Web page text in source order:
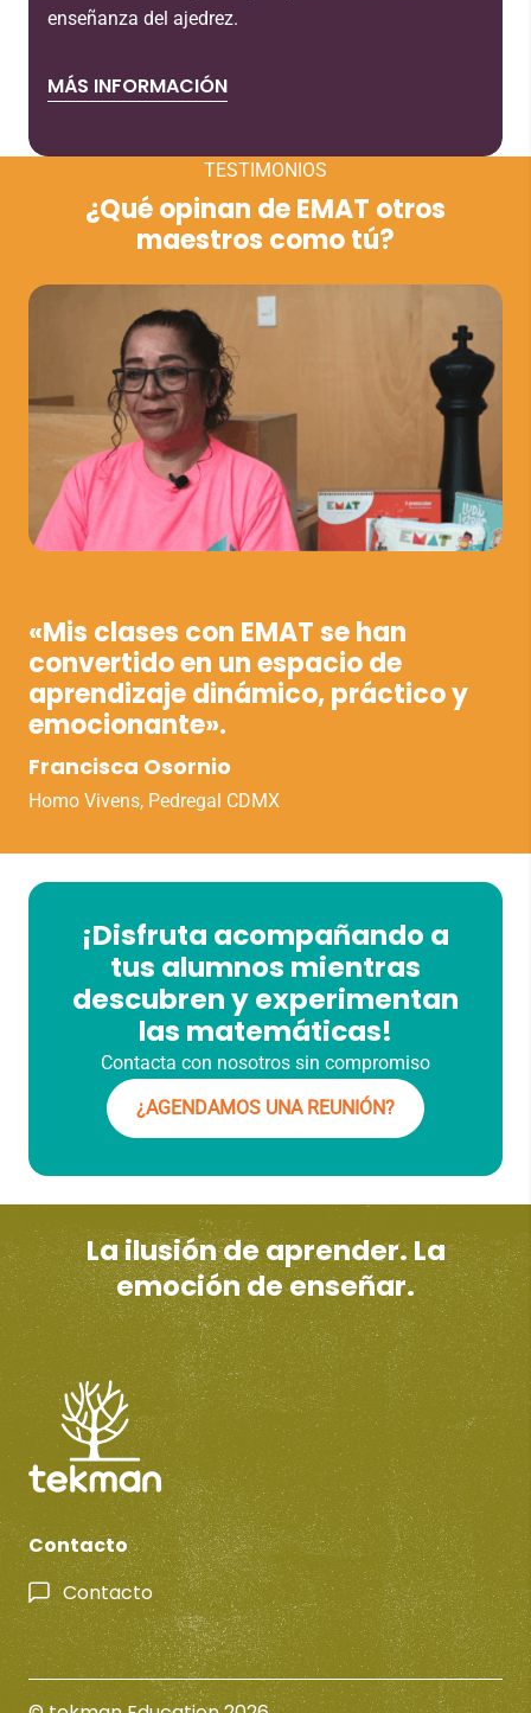
enseñanza del ajedrez.
MÁS INFORMACIÓN
TESTIMONIOS
¿Qué opinan de EMAT otros
maestros como tú?
«Mis clases con EMAT se han
convertido en un espacio de
aprendizaje dinámico, práctico y
emocionante».
Francisca Osornio
Homo Vivens, Pedregal CDMX
¡Disfruta acompañando a
tus alumnos mientras
descubren y experimentan
las matemáticas!
Contacta con nosotros sin compromiso
¿AGENDAMOS UNA REUNIÓN?
La ilusión de aprender. La
emoción de enseñar.
Contacto
Contacto